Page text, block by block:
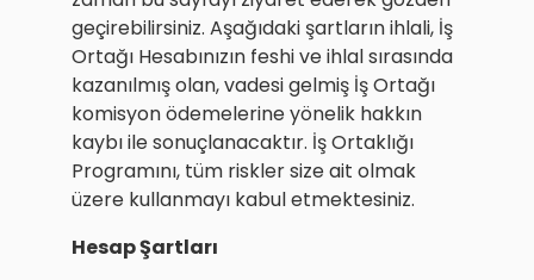
geçirebilirsiniz. Aşağıdaki şartların ihlali, İş
Ortağı Hesabınızın feshi ve ihlal sırasında
kazanılmış olan, vadesi gelmiş İş Ortağı
komisyon ödemelerine yönelik hakkın
kaybı ile sonuçlanacaktır. İş Ortaklığı
Programını, tüm riskler size ait olmak
üzere kullanmayı kabul etmektesiniz.
Hesap Şartları